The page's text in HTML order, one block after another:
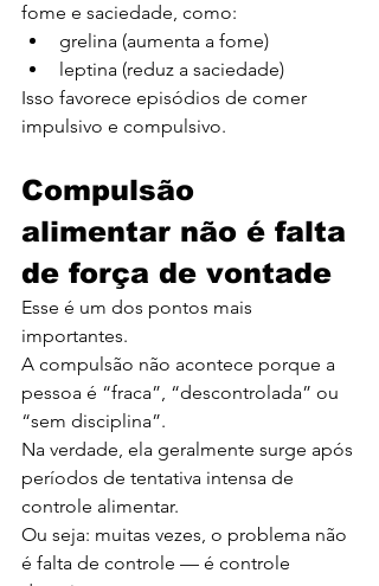
fome e saciedade, como:
grelina (aumenta a fome)
leptina (reduz a saciedade)
Isso favorece episódios de comer
impulsivo e compulsivo.
Compulsão
alimentar não é falta
de força de vontade
Esse é um dos pontos mais
importantes.
A compulsão não acontece porque a
pessoa é “fraca”, “descontrolada” ou
“sem disciplina”.
Na verdade, ela geralmente surge após
períodos de tentativa intensa de
controle alimentar.
Ou seja: muitas vezes, o problema não
é falta de controle — é controle